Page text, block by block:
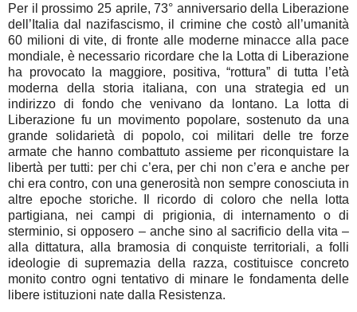
Per il prossimo 25 aprile, 73° anniversario della Liberazione
dell’Italia dal nazifascismo, il crimine che costò all’umanità
60 milioni di vite, di fronte alle moderne minacce alla pace
mondiale, è necessario ricordare che la Lotta di Liberazione
ha provocato la maggiore, positiva, “rottura” di tutta l’età
moderna della storia italiana, con una strategia ed un
indirizzo di fondo che venivano da lontano. La lotta di
Liberazione fu un movimento popolare, sostenuto da una
grande solidarietà di popolo, coi militari delle tre forze
armate che hanno combattuto assieme per riconquistare la
libertà per tutti: per chi c’era, per chi non c’era e anche per
chi era contro, con una generosità non sempre conosciuta in
altre epoche storiche. Il ricordo di coloro che nella lotta
partigiana, nei campi di prigionia, di internamento o di
sterminio, si opposero – anche sino al sacrificio della vita –
alla dittatura, alla bramosia di conquiste territoriali, a folli
ideologie di supremazia della razza, costituisce concreto
monito contro ogni tentativo di minare le fondamenta delle
libere istituzioni nate dalla Resistenza.